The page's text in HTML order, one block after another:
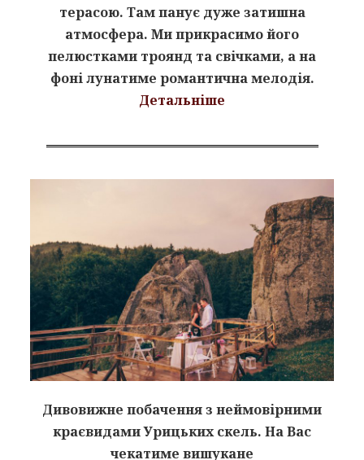
терасою. Там панує дуже затишна
атмосфера. Ми прикрасимо його
пелюстками троянд та свічками, а на
фоні лунатиме романтична мелодія.
Детальніше
Дивовижне побачення з неймовірними
краєвидами Урицьких скель. На Вас
чекатиме вишукане